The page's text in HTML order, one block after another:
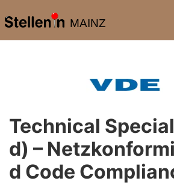
MAINZ
Technical
d) –
d Code